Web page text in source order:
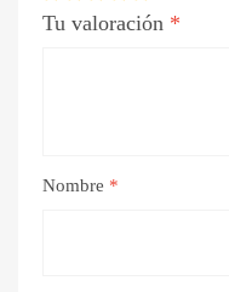
Tu valoración *
Nombre *